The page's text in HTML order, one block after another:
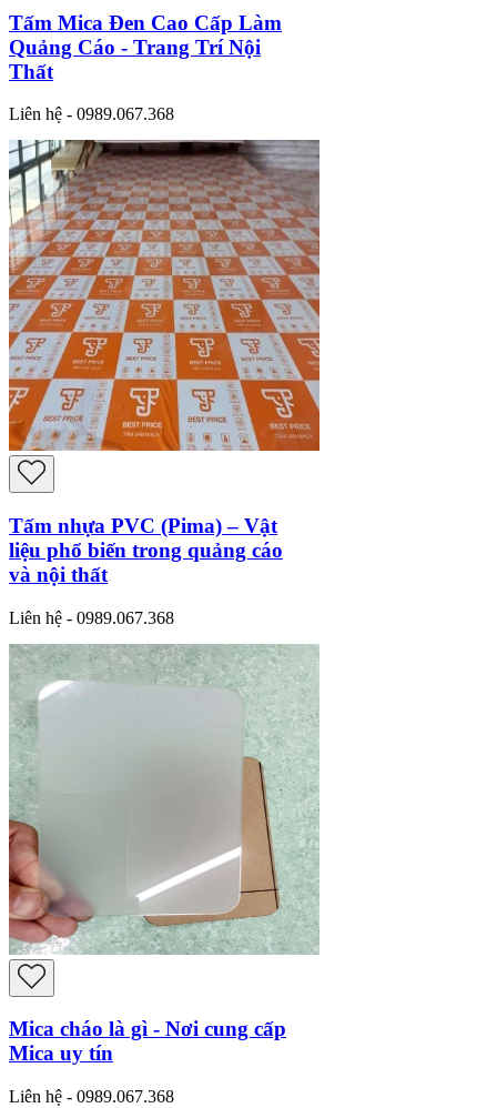
Tấm Mica Đen Cao Cấp Làm
Quảng Cáo - Trang Trí Nội
Thất
Liên hệ - 0989.067.368
Tấm nhựa PVC (Pima) – Vật
liệu phổ biến trong quảng cáo
và nội thất
Liên hệ - 0989.067.368
Mica cháo là gì - Nơi cung cấp
Mica uy tín
Liên hệ - 0989.067.368